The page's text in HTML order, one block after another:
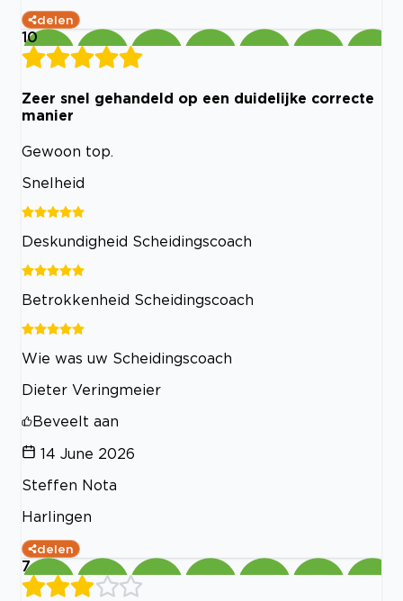
delen
10
Zeer snel gehandeld op een duidelijke correcte
manier
Gewoon top.
Snelheid
Deskundigheid Scheidingscoach
Betrokkenheid Scheidingscoach
Wie was uw Scheidingscoach
Dieter Veringmeier
Beveelt aan
14 June 2026
Steffen Nota
Harlingen
delen
7